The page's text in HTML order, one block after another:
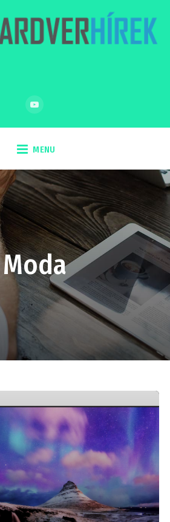
MENU
Moda